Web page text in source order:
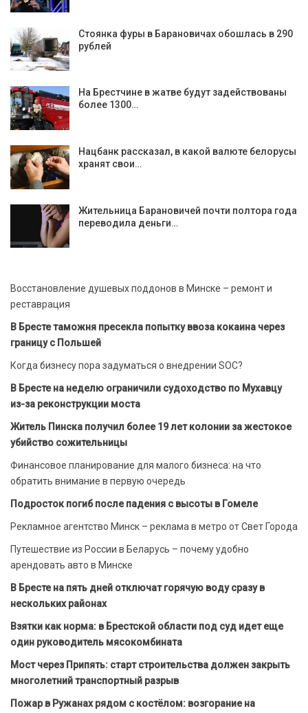
Стоянка фуры в Барановичах обошлась в 290
рублей
На Брестчине в жатве будут задействованы
более 1300…
Нацбанк рассказал, в какой валюте белорусы
хранят свои…
Жительница Барановичей почти полтора года
переводила деньги…
Восстановление душевых поддонов в Минске – ремонт и
реставрация
В Бресте таможня пресекла попытку ввоза кокаина через
границу с Польшей
Когда бизнесу пора задуматься о внедрении SOC?
В Бресте на неделю ограничили судоходство по Мухавцу
из-за реконструкции моста
Житель Пинска получил более 19 лет колонии за жестокое
убийство сожительницы
Финансовое планирование для малого бизнеса: на что
обратить внимание в первую очередь
Подросток погиб после падения с высоты в Гомеле
Рекламное агентство Минск – реклама в метро от Свет Города
Путешествие из России в Беларусь – почему удобно
арендовать авто в Минске
В Бресте на пять дней отключат горячую воду сразу в
нескольких районах
Взятки как норма: в Брестской области под суд идет еще
один руководитель мясокомбината
Мост через Припять: старт строительства должен закрыть
многолетний транспортный разрыв
Пожар в Ружанах рядом с костёлом: возгорание на